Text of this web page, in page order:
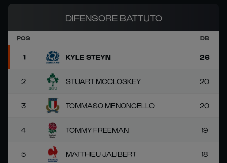
DIFENSORE BATTUTO
POS DB
1 KYLE STEYN 26
2 STUART MCCLOSKEY 20
3 TOMMASO MENONCELLO 20
4 TOMMY FREEMAN 19
5 MATTHIEU JALIBERT 18